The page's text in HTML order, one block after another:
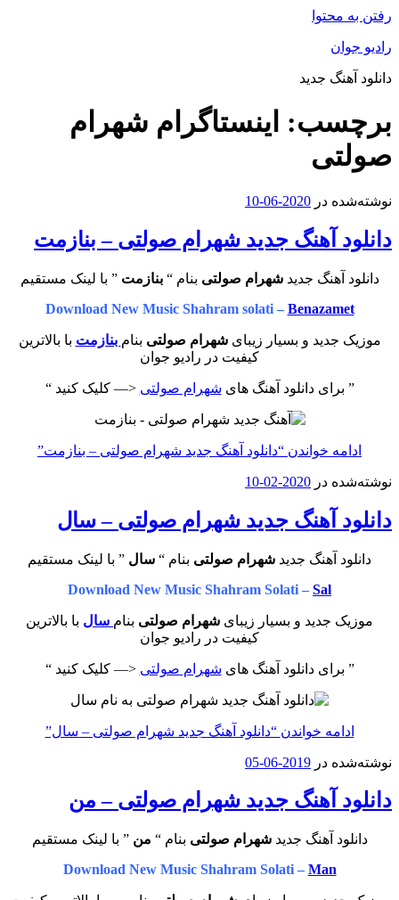
رفتن به محتوا
رادیو جوان
دانلود آهنگ جدید
برچسب: اینستاگرام شهرام
صولتی
نوشته‌شده در 2020-06-10
دانلود آهنگ جدید شهرام صولتی – بنازمت
دانلود آهنگ جدید شهرام صولتی بنام “ بنازمت” با لینک مستقیم
Download New Music Shahram solati – Benazamet
موزیک جدید و بسیار زیبای شهرام صولتی بنام بنازمت با بالاترین
کیفیت در رادیو جوان
” برای دانلود آهنگ های شهرام صولتی <— کلیک کنید “
ادامه خواندن “دانلود آهنگ جدید شهرام صولتی – بنازمت”
نوشته‌شده در 2020-02-10
دانلود آهنگ جدید شهرام صولتی – سال
دانلود آهنگ جدید شهرام صولتی بنام “ سال ” با لینک مستقیم
Download New Music Shahram Solati – Sal
موزیک جدید و بسیار زیبای شهرام صولتی بنام سال با بالاترین
کیفیت در رادیو جوان
” برای دانلود آهنگ های شهرام صولتی <— کلیک کنید “
ادامه خواندن “دانلود آهنگ جدید شهرام صولتی – سال”
نوشته‌شده در 2019-06-05
دانلود آهنگ جدید شهرام صولتی – من
دانلود آهنگ جدید شهرام صولتی بنام “ من” با لینک مستقیم
Download New Music Shahram Solati – Man